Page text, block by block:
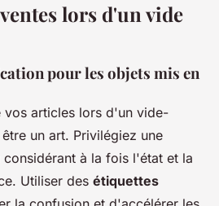
lors d'un vide
pour les objets mis en
vos articles lors d'un vide-
un art. Privilégiez une
à la fois l'état et la
Utiliser des étiquettes